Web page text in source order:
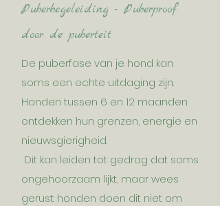
Puberbegeleiding - Puberproof
door de puberteit
De puberfase van je hond kan
soms een echte uitdaging zijn.
Honden tussen 6 en 12 maanden
ontdekken hun grenzen, energie en
nieuwsgierigheid.
Dit kan leiden tot gedrag dat soms
ongehoorzaam lijkt, maar wees
gerust: honden doen dit niet om